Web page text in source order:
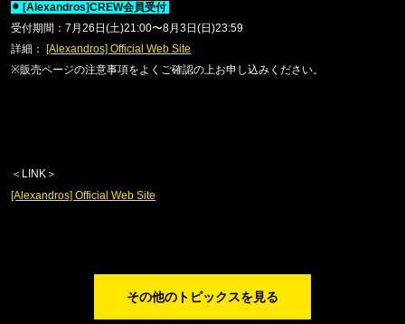
⚫ [Alexandros]CREW会員受付
受付期間：7 月26 日(土)21:00〜8月3日(日)23:59
詳細： [Alexandros] Official Web Site
※販売ページの注意事項をよくご確認の上お申し込みください。
＜ LINK ＞
[Alexandros] Official Web Site
その他のトピックスを見る